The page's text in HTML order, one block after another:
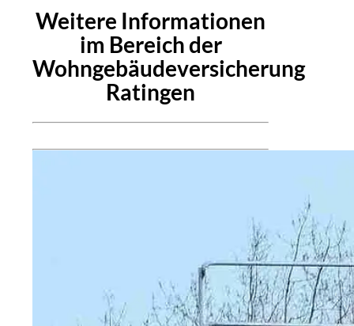
Weitere Informationen
im Bereich der
Wohngebäudeversicherung
Ratingen